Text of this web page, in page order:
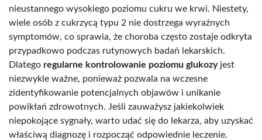
nieustannego wysokiego poziomu cukru we krwi. Niestety,
wiele osób z cukrzycą typu 2 nie dostrzega wyraźnych
symptomów, co sprawia, że choroba często zostaje odkryta
przypadkowo podczas rutynowych badań lekarskich.
Dlatego regularne kontrolowanie poziomu glukozyjest
niezwykle ważne, ponieważ pozwala na wczesne
zidentyfikowanie potencjalnych objawów i unikanie
powikłań zdrowotnych. Jeśli zauważysz jakiekolwiek
niepokojące sygnały, warto udać się do lekarza, aby uzyskać
właściwą diagnozę i rozpocząć odpowiednie leczenie.